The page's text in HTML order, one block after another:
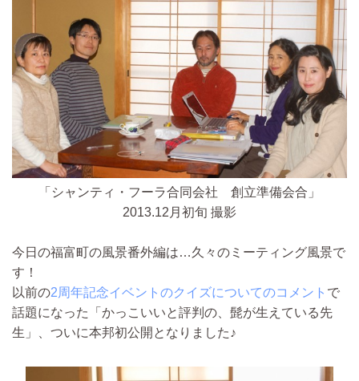
「シャンティ・フーラ合同会社 創立準備会合」
2013.12月初旬 撮影
今日の福富町の風景番外編は…久々のミーティング風景で
す！
以前の2周年記念イベントのクイズについてのコメント で
話題になった「かっこいいと評判の、髭が生えている先
生」、ついに本邦初公開となりました♪